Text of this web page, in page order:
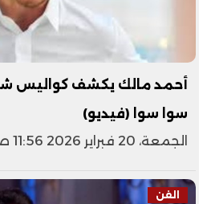
أحمد مالك يكشف
سوا سوا (فيديو)
الجمعة، 20 فبراير 2026 11:56 ص
الفن